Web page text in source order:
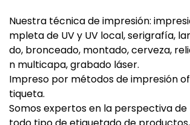
Nuestra técnica de impresión:
mpleta de UV y UV local, serigrafía,
do, bronceado, montado, cerveza,
n multicapa, grabado láser.
Impreso por métodos de impresión
tiqueta.
Somos expertos en la perspectiva